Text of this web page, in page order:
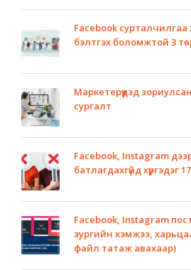
Facebook сурталчилгаа
бэлтгэх боломжтой 3
Маркетерүүдэд
сургалт
Facebook, Instagram
батлагдахгүйд хүргэдэг
Facebook, Instagram
зургийн хэмжээ,
файл татаж авахаар)